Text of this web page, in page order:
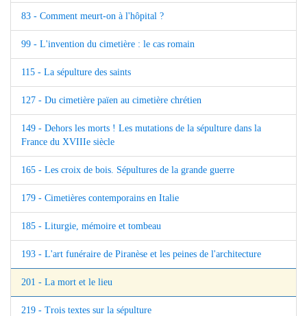
83 - Comment meurt-on à l'hôpital ?
99 - L'invention du cimetière : le cas romain
115 - La sépulture des saints
127 - Du cimetière païen au cimetière chrétien
149 - Dehors les morts ! Les mutations de la sépulture dans la
France du XVIIIe siècle
165 - Les croix de bois. Sépultures de la grande guerre
179 - Cimetières contemporains en Italie
185 - Liturgie, mémoire et tombeau
193 - L'art funéraire de Piranèse et les peines de l'architecture
201 - La mort et le lieu
219 - Trois textes sur la sépulture